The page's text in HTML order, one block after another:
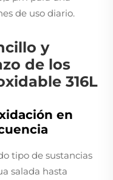
de uso diario.
y
de los
316L
en
tipo de sustancias
salada hasta